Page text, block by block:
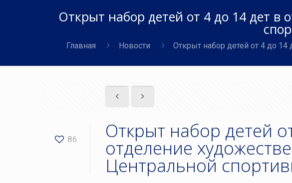
Открыт набор детей от 4 до 14 дет в
Главная Новости Открыт набор детей от 4 до
86 Открыт набор детей
отделение
Центральной